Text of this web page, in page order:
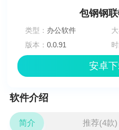
包钢钢
类型： 办公软件
版本：0.0.91
安卓
软件介绍
简介 推荐(4款)